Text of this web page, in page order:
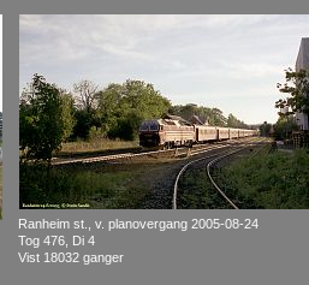
Ranheim st., v. planovergang 2005-08-24
Tog 476, Di 4
Vist 18032 ganger